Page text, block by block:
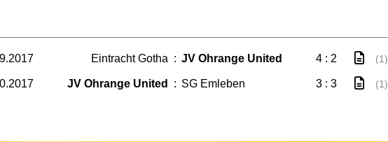
Eintracht Gotha : JV Ohrange United 4 : 2 (1)
JV Ohrange United : SG Emleben 3 : 3 (1)